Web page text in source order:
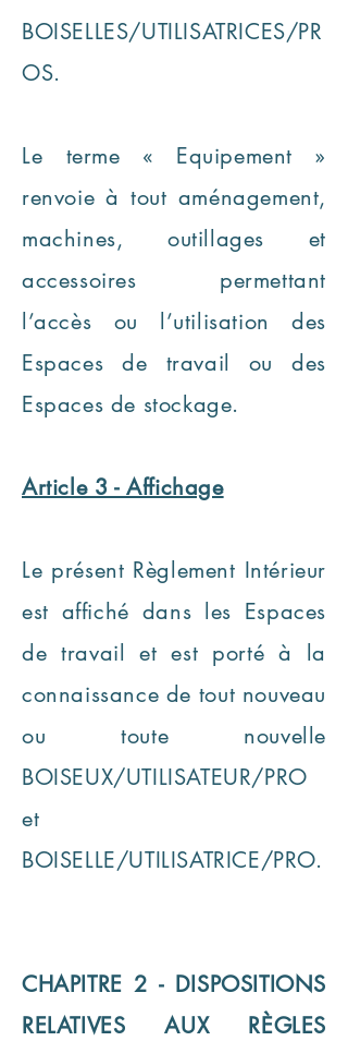
BOISELLES/UTILISATRICES/PR
OS.
Le terme « Equipement »
renvoie à tout aménagement,
machines, outillages et
accessoires permettant
l’accès ou l’utilisation des
Espaces de travail ou des
Espaces de stockage.
Article 3 - Affichage
Le présent Règlement Intérieur
est affiché dans les Espaces
de travail et est porté à la
connaissance de tout nouveau
ou toute nouvelle
BOISEUX/UTILISATEUR/PRO
et
BOISELLE/UTILISATRICE/PRO.
CHAPITRE 2 - DISPOSITIONS
RELATIVES AUX RÈGLES